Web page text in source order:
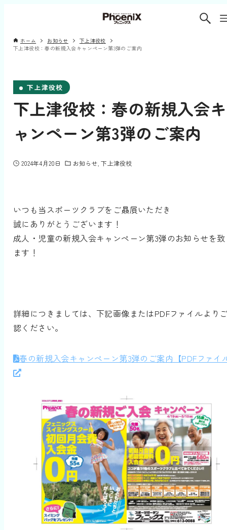
ホーム お知らせ
下上津役校
下上津役校：春の新規入会キャンペーン第3弾のご案‎内
下上津役校
下上津役校：春の新規入会キ
ャンペーン第3弾のご案‎内
2024年4月20日 お知らせ 下上津役校
いつも当スポーツクラブをご贔屓いただき
誠にありがとうございます！
成人・児童の新規入会キャンペーン第3弾のお知らせを
ます！
詳細につきましては、下記画像またはPDFファイルより
認ください。
春の新規入会キャンペーン第3弾のご案内【PDFファイ